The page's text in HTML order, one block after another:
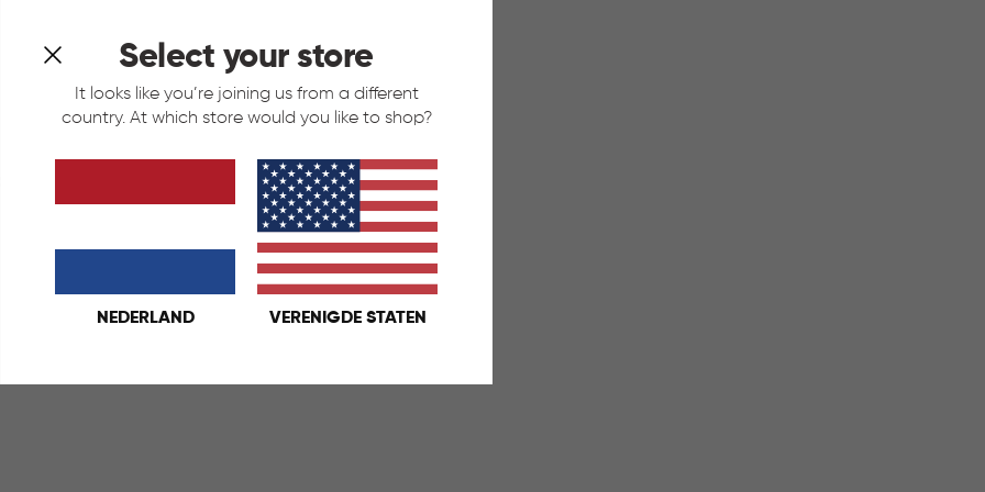
Select your store
It looks like you’re joining us from a different
country. At which store would you like to shop?
NEDERLAND VERENIGDE STATEN
Set - Blauw